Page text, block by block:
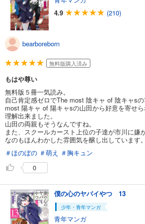
4.9
(210)
bearboreborn
無料版購入済み
もはや尊い
無料版５冊一気読み。
自己肯定感ゼロでThe most 陰キャ of 陰キャs
most 陽キャ of 陽キャsの山田から好意を寄せ
理解出来ました。
山田の両親もそうなんですね。
また、スクールカースト上位の子達が市川に嫌
なのもほんわかした雰囲気を醸し出しています。
＃ほのぼの ＃萌え ＃胸キュン
0
僕の心のヤバイやつ 13
少年・青年マンガ
青年マンガ